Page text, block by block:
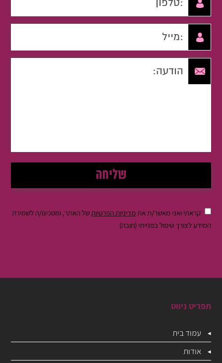
קראתי ואני מאשר/ת אתמדיניות הפרטיות של האתר, ומסכים/ה לשמירת
המידע לצורך טיפול בפנייתי (חובה)
תפריט ניווט
עמוד בית
אודות